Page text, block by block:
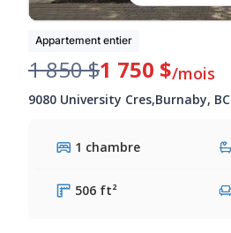
Appartement entier
1 850 $1 750 $/mois
9080 University Cres,Burnaby, BC
1 chambre
506 ft²